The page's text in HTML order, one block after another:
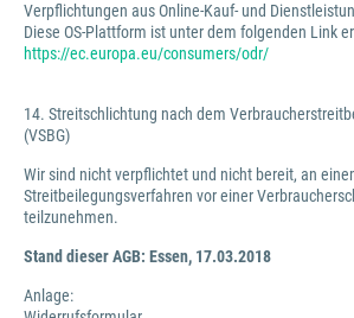
Verpflichtungen aus Online-Kauf- und
Diese OS-Plattform ist unter dem folgenden Link
https://ec.europa.eu/consumers/odr/
14. Streitschlichtung nach dem
(VSBG)
Wir sind nicht verpflichtet und nicht bereit, an
Streitbeilegungsverfahren vor einer
teilzunehmen.
Stand dieser AGB: Essen, 17.03.2018
Anlage: